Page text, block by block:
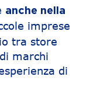
anche nella
imprese
tra store
marchi
di